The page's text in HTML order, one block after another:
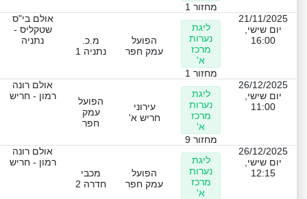
מחזור 1
21/11/2025
יום שישי,
16:00
ליגת
נערות
מרכז
א'
מחזור 1
הפועל
עמק חפר
מ.כ.
נתניה 1
אולם בי"ס
שטקליס -
נתניה
26/12/2025
יום שישי,
11:00
ליגת
נערות
מרכז
א'
מחזור 9
עירוני
חריש א'
הפועל
עמק
חפר
אולם רונה
רמון - חריש
26/12/2025
יום שישי,
12:15
ליגת
נערות
מרכז
א'
הפועל
עמק חפר
מכבי
חדרה 2
אולם רונה
רמון - חריש